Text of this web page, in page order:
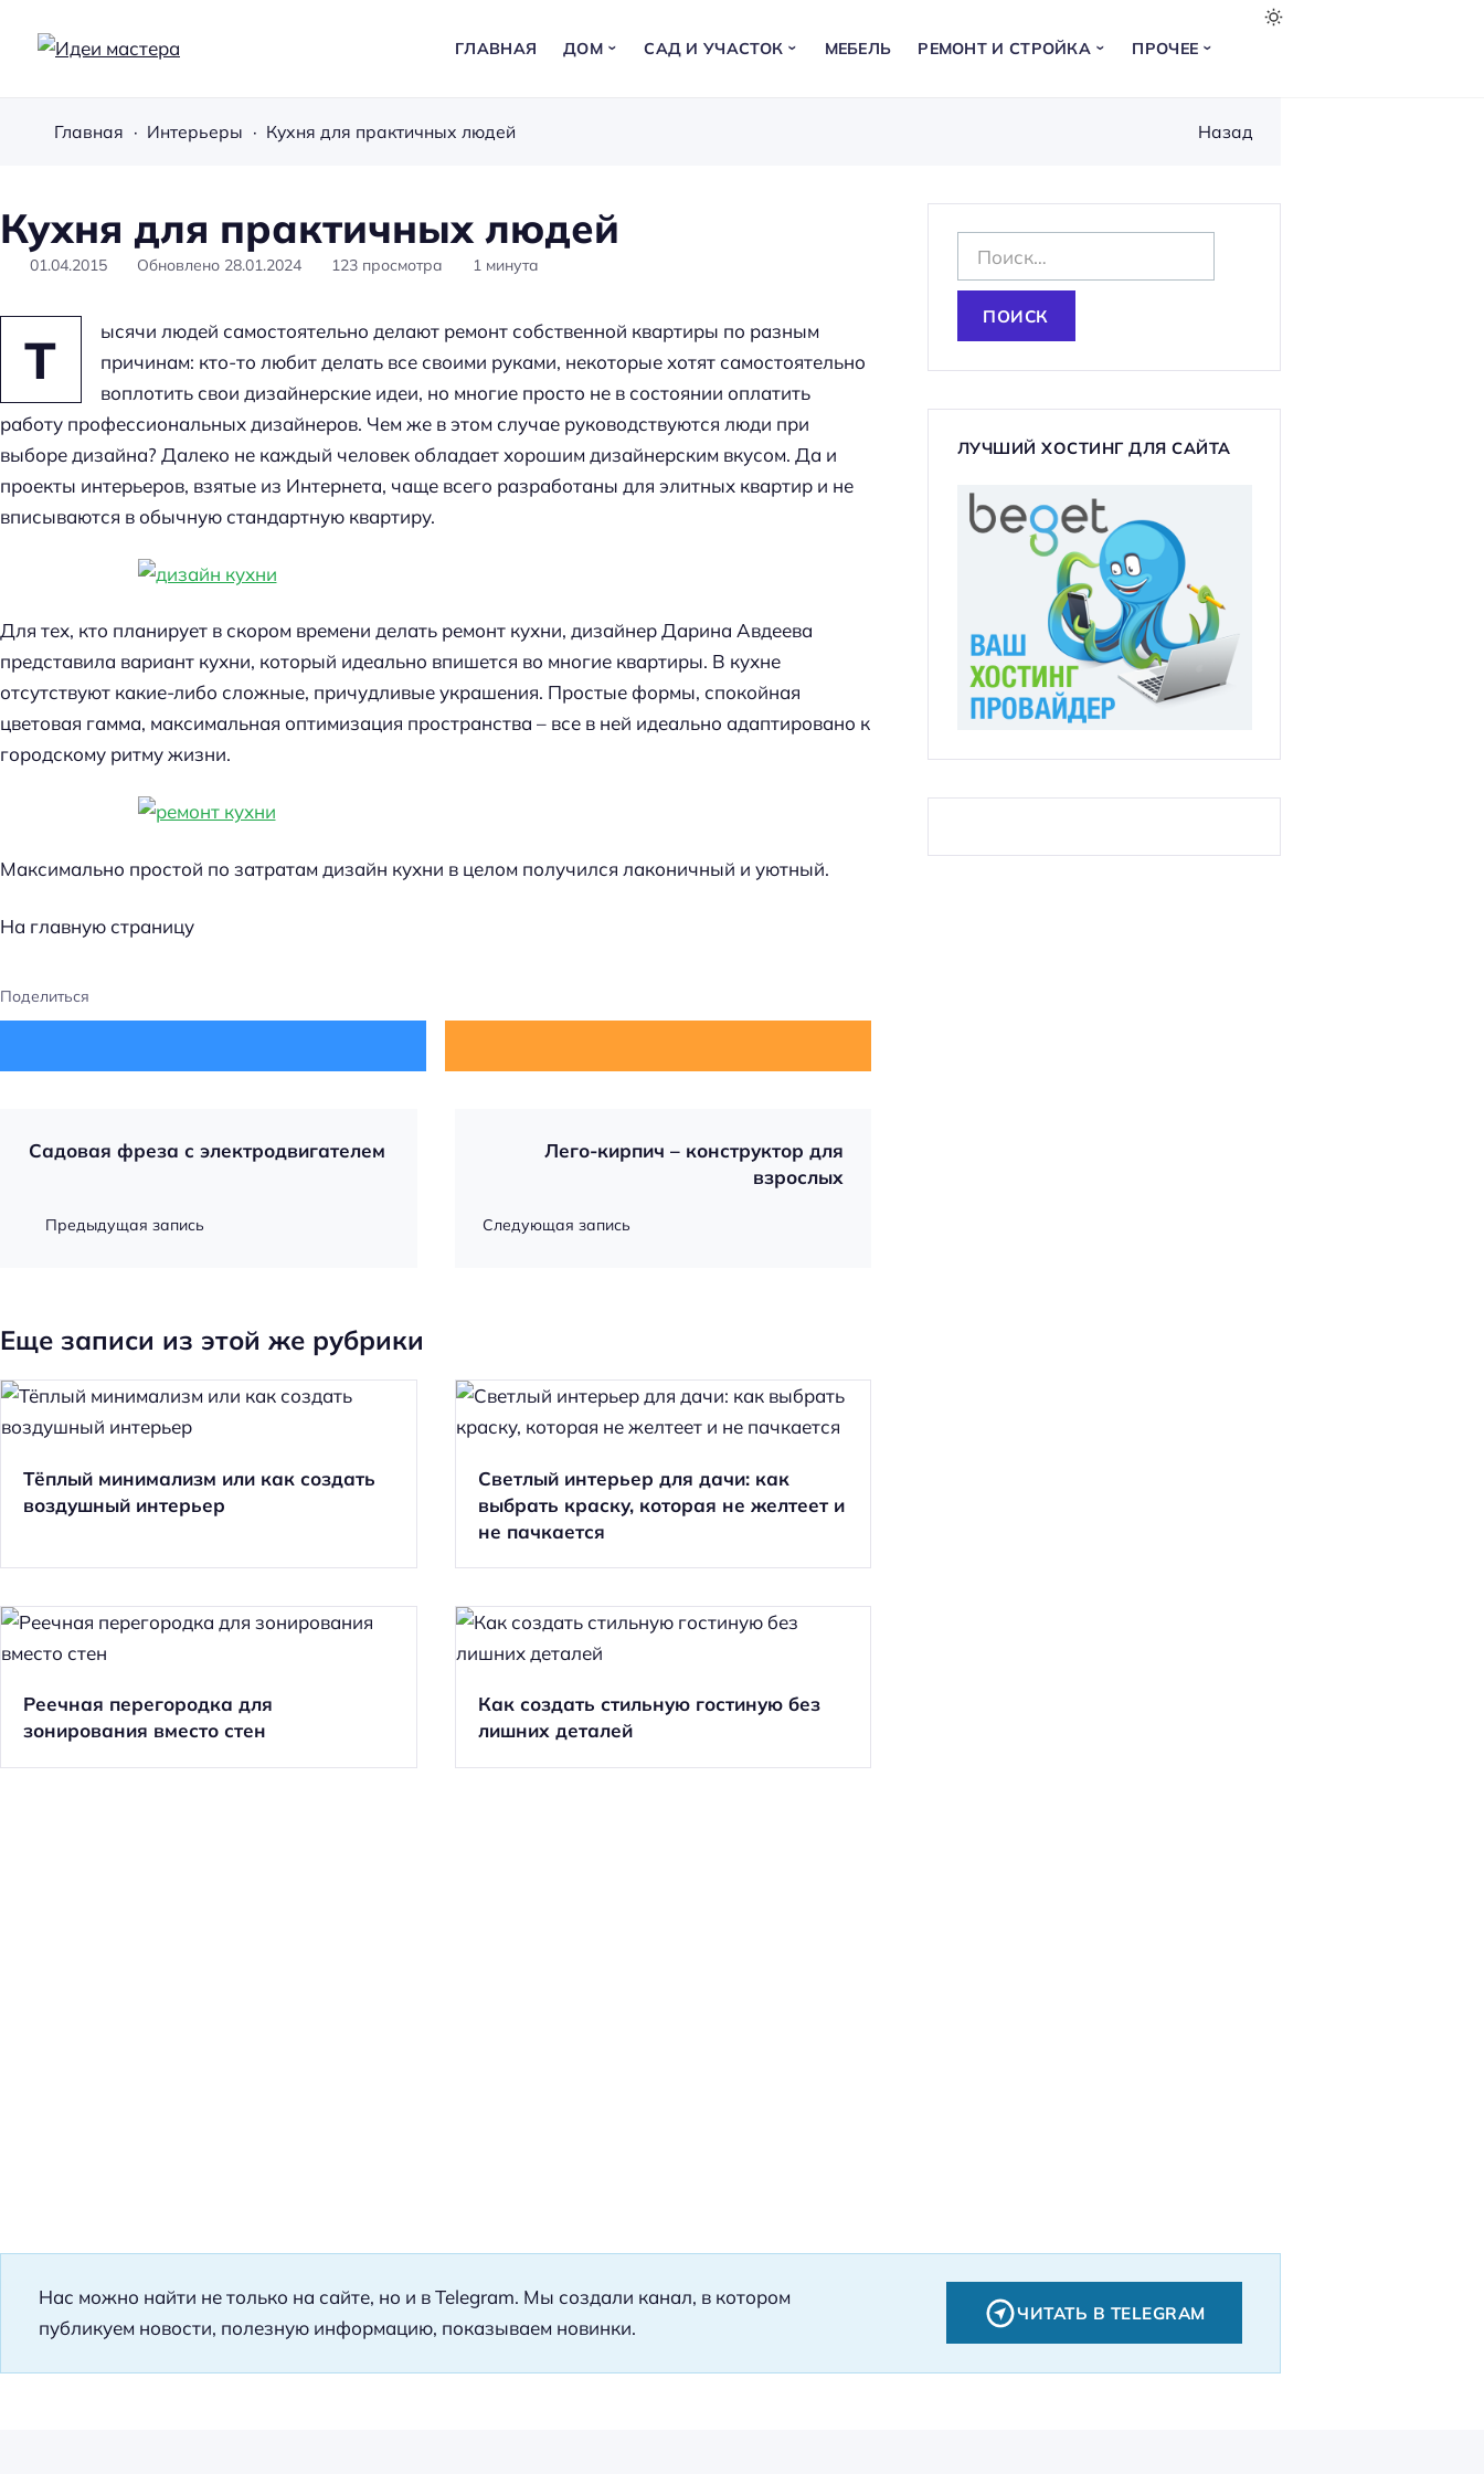
а
с
р
ГЛАВНАЯ ДОМ САД И УЧАСТОК МЕБЕЛЬ РЕМОНТ И СТРОЙКА ПРОЧЕЕ
Главная Интерьеры Кухня для практичных людей Назад
Кухня для практичных людей
01.04.2015 Обновлено 28.01.2024 123 просмотра 1 минута
Т
ысячи людей самостоятельно делают ремонт собственной квартиры по разным
причинам: кто-то любит делать все своими руками, некоторые хотят самостоятельно
воплотить свои дизайнерские идеи, но многие просто не в состоянии оплатить
работу профессиональных дизайнеров. Чем же в этом случае руководствуются люди при
выборе дизайна? Далеко не каждый человек обладает хорошим дизайнерским вкусом. Да и
проекты интерьеров, взятые из Интернета, чаще всего разработаны для элитных квартир и не
вписываются в обычную стандартную квартиру.
Для тех, кто планирует в скором времени делать ремонт кухни, дизайнер Дарина Авдеева
представила вариант кухни, который идеально впишется во многие квартиры. В кухне
отсутствуют какие-либо сложные, причудливые украшения. Простые формы, спокойная
цветовая гамма, максимальная оптимизация пространства – все в ней идеально адаптировано к
городскому ритму жизни.
Максимально простой по затратам дизайн кухни в целом получился лаконичный и уютный.
На главную страницу
Поделиться
Садовая фреза с электродвигателем
Предыдущая запись
Лего-кирпич – конструктор для
взрослых
Следующая запись
Еще записи из этой же рубрики
Тёплый минимализм или как создать
воздушный интерьер
Светлый интерьер для дачи: как
выбрать краску, которая не желтеет и
не пачкается
Реечная перегородка для
зонирования вместо стен
Как создать стильную гостиную без
лишних деталей
а
т
и
ЛУЧШИЙ ХОСТИНГ ДЛЯ САЙТА
Нас можно найти не только на сайте, но и в Telegram. Мы создали канал, в котором
публикуем новости, полезную информацию, показываем новинки.
ЧИТАТЬ В TELEGRAM